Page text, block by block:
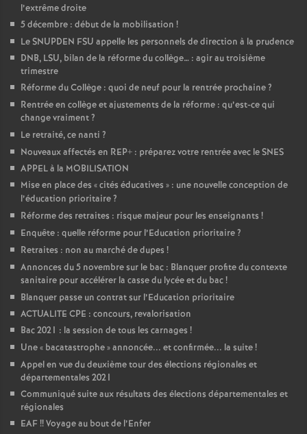
l’extrême droite
5 décembre : début de la mobilisation !
Le SNUPDEN FSU appelle les personnels de direction à la prudence
DNB, LSU, bilan de la réforme du collège… : agir au troisième
trimestre
Réforme du Collège : quoi de neuf pour la rentrée prochaine?
Rentrée en collège et ajustements de la réforme : qu’est-ce qui
change vraiment?
Le retraité, ce nanti ?
Nouveaux affectés en REP+ : préparez votre rentrée avec le SNES
APPEL à la MOBILISATION
Mise en place des «cités éducatives » : une nouvelle conception de
l’éducation prioritaire?
Réforme des retraites : risque majeur pour les enseignants !
Enquête : quelle réforme pour l’Education prioritaire?
Retraites : non au marché de dupes !
Annonces du 5 novembre sur le bac : Blanquer profite du contexte
sanitaire pour accélérer la casse du lycée et du bac!
Blanquer passe un contrat sur l’Education prioritaire
ACTUALITE CPE : concours, revalorisation
Bac 2021 : la session de tous les carnages !
Une « bacatastrophe» annoncée... et confirmée... la suite!
Appel en vue du deuxième tour des élections régionales et
départementales 2021
Communiqué suite aux résultats des élections départementales et
régionales
EAF!! Voyage au bout de l’Enfer